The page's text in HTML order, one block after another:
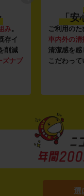
み。
存イ
削減
ズナブ
「安
ご利用のた
車内外の清
清潔感を感
こだわって
選